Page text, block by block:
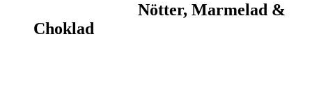
Nötter, Marmelad &
Choklad